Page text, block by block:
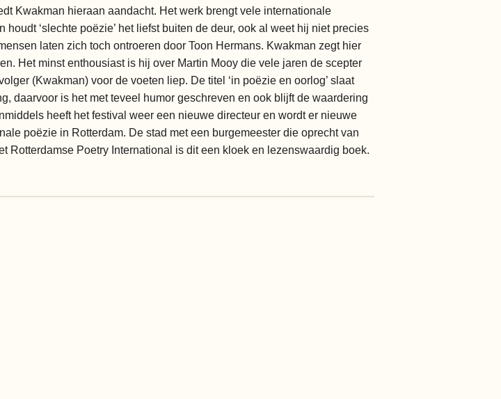
Kwakman hieraan aandacht. Het werk brengt vele internationale
‘slechte poëzie’ het liefst buiten de deur, ook al weet hij niet precies
laten zich toch ontroeren door Toon Hermans. Kwakman zegt hier
Het minst enthousiast is hij over Martin Mooy die vele jaren de scepter
(Kwakman) voor de voeten liep. De titel ‘in poëzie en oorlog’ slaat
daarvoor is het met teveel humor geschreven en ook blijft de waardering
heeft het festival weer een nieuwe directeur en wordt er nieuwe
poëzie in Rotterdam. De stad met een burgemeester die oprecht van
Rotterdamse Poetry International is dit een kloek en lezenswaardig boek.